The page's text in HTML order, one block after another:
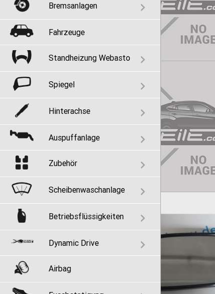
Bremsanlagen
Fahrzeuge
Standheizung Webasto
Spiegel
Hinterachse
Auspuffanlage
Zubehör
Scheibenwaschanlage
Betriebsflüssigkeiten
Dynamic Drive
Airbag